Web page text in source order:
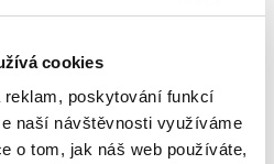
cookies
reklam, poskytování funkcí
naší návštěvnosti využíváme
o tom, jak náš web používáte,
celým světem, před
generace nikdo v našem
jež jsou zcela nové a